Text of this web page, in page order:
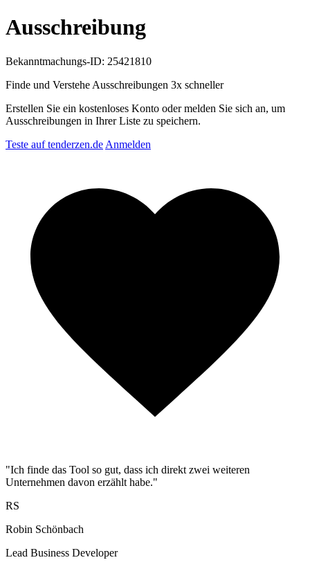
Ausschreibung
Bekanntmachungs-ID: 25421810
Finde und Verstehe Ausschreibungen 3x schneller
Erstellen Sie ein kostenloses Konto oder melden Sie sich an, um
Ausschreibungen in Ihrer Liste zu speichern.
Teste auf tenderzen.de Anmelden
"Ich finde das Tool so gut, dass ich direkt zwei weiteren
Unternehmen davon erzählt habe."
RS
Robin Schönbach
Lead Business Developer